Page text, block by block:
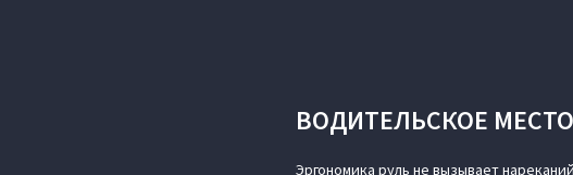
ВОДИТЕЛЬСКОЕ
Эргономика руль не вызывает